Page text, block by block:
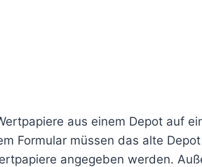
aus einem Depot auf
Formular müssen das alte
angegeben werden.